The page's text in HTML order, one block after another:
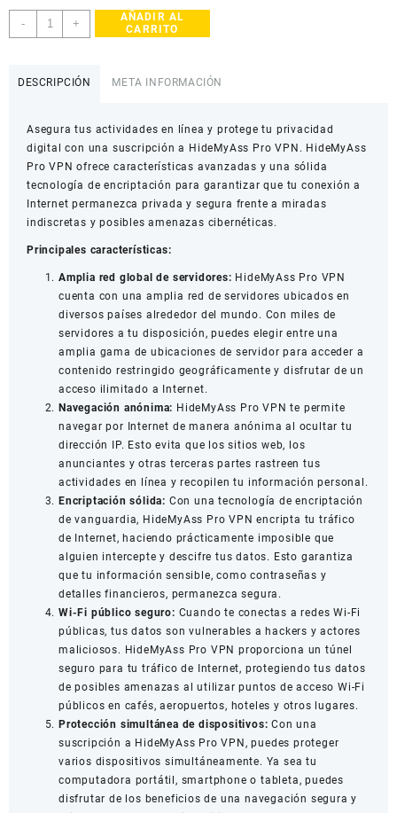
-
HideMyAss
Pro
Año
cantidad
+
AÑADIR AL
CARRITO
DESCRIPCIÓN META INFORMACIÓN
Asegura tus actividades en línea y protege tu privacidad
digital con una suscripción a HideMyAss Pro VPN. HideMyAss
Pro VPN ofrece características avanzadas y una sólida
tecnología de encriptación para garantizar que tu conexión a
Internet permanezca privada y segura frente a miradas
indiscretas y posibles amenazas cibernéticas.
Principales características:
Amplia red global de servidores: HideMyAss Pro VPN
cuenta con una amplia red de servidores ubicados en
diversos países alrededor del mundo. Con miles de
servidores a tu disposición, puedes elegir entre una
amplia gama de ubicaciones de servidor para acceder a
contenido restringido geográficamente y disfrutar de un
acceso ilimitado a Internet.
Navegación anónima: HideMyAss Pro VPN te permite
navegar por Internet de manera anónima al ocultar tu
dirección IP. Esto evita que los sitios web, los
anunciantes y otras terceras partes rastreen tus
actividades en línea y recopilen tu información personal.
Encriptación sólida: Con una tecnología de encriptación
de vanguardia, HideMyAss Pro VPN encripta tu tráfico
de Internet, haciendo prácticamente imposible que
alguien intercepte y descifre tus datos. Esto garantiza
que tu información sensible, como contraseñas y
detalles financieros, permanezca segura.
Wi-Fi público seguro: Cuando te conectas a redes Wi-Fi
públicas, tus datos son vulnerables a hackers y actores
maliciosos. HideMyAss Pro VPN proporciona un túnel
seguro para tu tráfico de Internet, protegiendo tus datos
de posibles amenazas al utilizar puntos de acceso Wi-Fi
públicos en cafés, aeropuertos, hoteles y otros lugares.
Protección simultánea de dispositivos: Con una
suscripción a HideMyAss Pro VPN, puedes proteger
varios dispositivos simultáneamente. Ya sea tu
computadora portátil, smartphone o tableta, puedes
disfrutar de los beneficios de una navegación segura y